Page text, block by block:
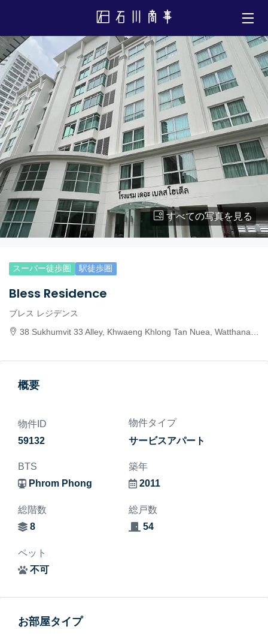
すべての写真を見る
スーパー徒歩圏 駅徒歩圏
Bless Residence
ブレス レジデンス
38 Sukhumvit 33 Alley, Khwaeng Khlong Tan Nuea, Watthana, Krung Thep Maha Nakhon 10110, Thailand
概要
物件ID
59132
物件タイプ
サービスアパート
BTS
Phrom Phong
築年
2011
総階数
8
総戸数
54
ペット
不可
お部屋タイプ